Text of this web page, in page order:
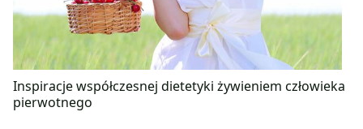
Inspiracje współczesnej dietetyki żywieniem człowieka
pierwotnego